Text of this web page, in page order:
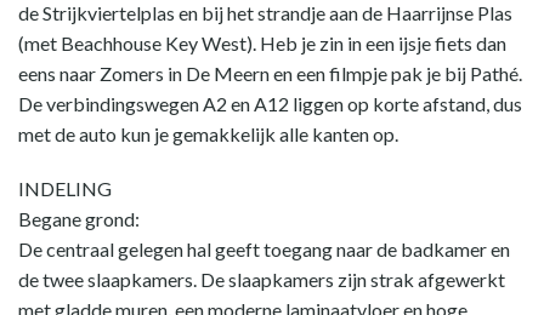
de Strijkviertelplas en bij het strandje aan de Haarrijnse Plas
(met Beachhouse Key West). Heb je zin in een ijsje fiets dan
eens naar Zomers in De Meern en een filmpje pak je bij Pathé.
De verbindingswegen A2 en A12 liggen op korte afstand, dus
met de auto kun je gemakkelijk alle kanten op.
INDELING
Begane grond:
De centraal gelegen hal geeft toegang naar de badkamer en
de twee slaapkamers. De slaapkamers zijn strak afgewerkt
met gladde muren, een moderne laminaatvloer en hoge